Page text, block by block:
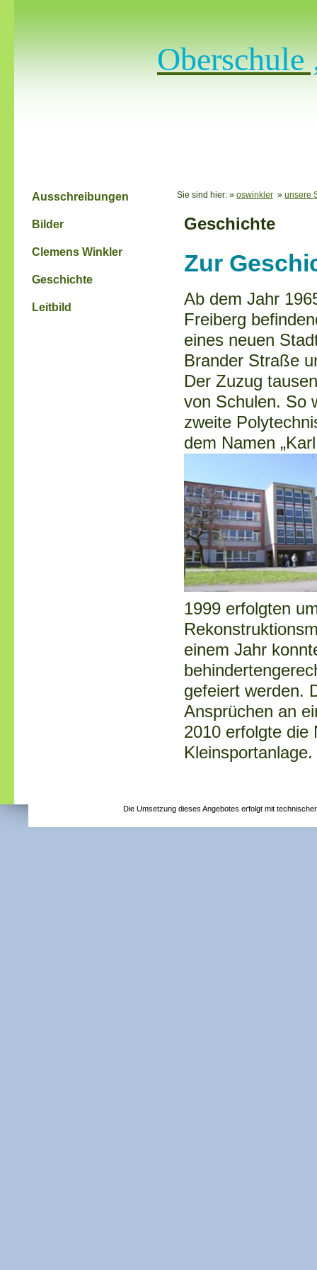
Ausschreibungen
Bilder
Clemens Winkler
Geschichte
Leitbild
Sie sind hier: » oswinkler » unsere
Geschichte
Zur
Ab dem Jahr
Freiberg
eines neuen
Brander Straße
Der Zuzug
von Schulen. So
zweite
dem Namen
1999 erfolgten
einem Jahr
gefeiert werden.
Ansprüchen an
2010 erfolgte die
Kleinsportanlage.
Die Umsetzung dieses Angebotes erfolgt mit